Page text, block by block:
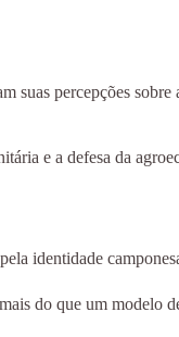
suas percepções
e a defesa da
identidade
do que um modelo